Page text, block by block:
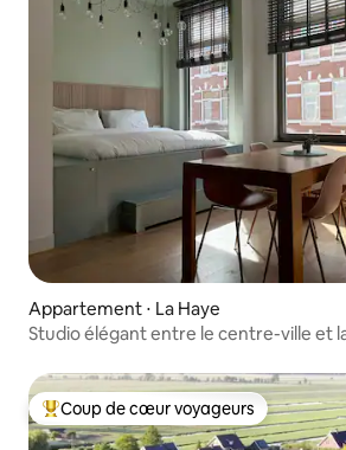
Appartement ⋅ La Haye
Studio élégant entre le centre-ville et
Coups de cœur voyageurs les plus
Coup de cœur voyageurs